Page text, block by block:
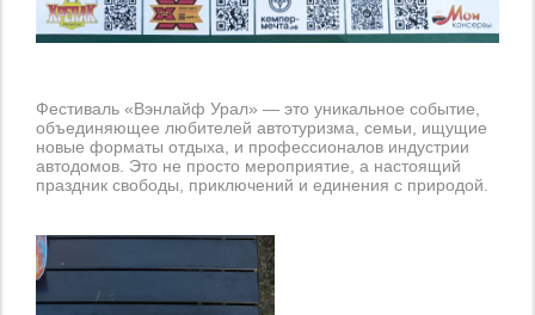
Фестиваль «Вэнлайф Урал» — это уникальное событие,
объединяющее любителей автотуризма, семьи, ищущие
новые форматы отдыха, и профессионалов индустрии
автодомов. Это не просто мероприятие, а настоящий
праздник свободы, приключений и единения с природой.